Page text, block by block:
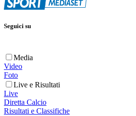
Seguici su
Media
Video
Foto
Live e Risultati
Live
Diretta Calcio
Risultati e Classifiche